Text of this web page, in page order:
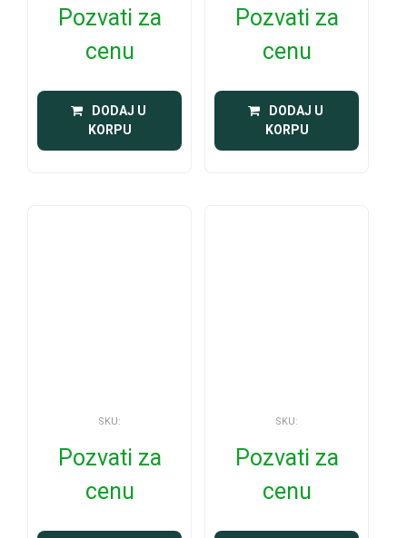
Pozvati za
cenu
DODAJ U
KORPU
Pozvati za
cenu
DODAJ U
KORPU
SKU:
Pozvati za
cenu
SKU:
Pozvati za
cenu